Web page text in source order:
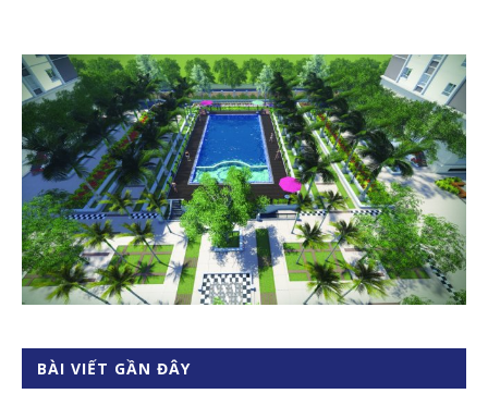
BÀI VIẾT GẦN ĐÂY